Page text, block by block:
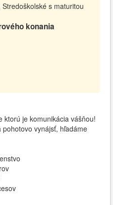
s maturitou
konania
ktorú je komunikácia vášňou!
vynájsť, hľadáme